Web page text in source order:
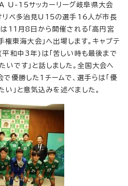
U-15サッカーリーグ岐阜県大会
リベ多治見U15の選手16人が市長
は11月8日から開催される「高円宮
東海大会」へ出場します。キャプテ
和中3年)は「苦しい時も最後まで
です」と話しました。全国大会へ
優勝した1チームで、選手らは「優
」と意気込みを述べました。